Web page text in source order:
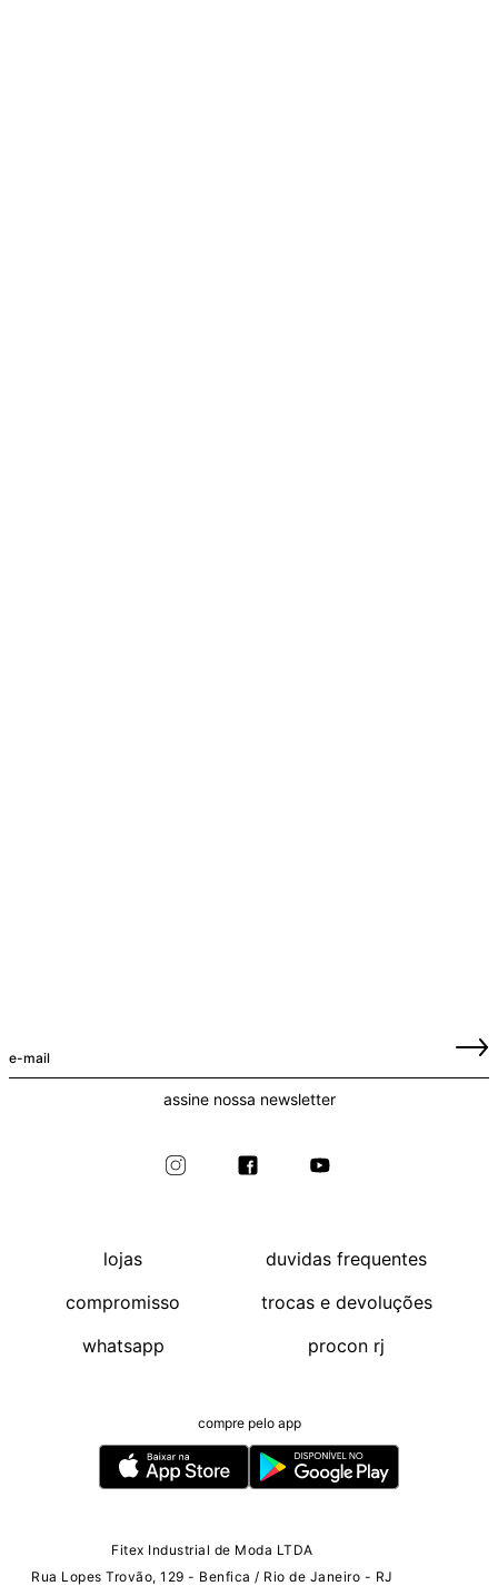
assine nossa newsletter
lojas
compromisso
whatsapp
duvidas frequentes
trocas e devoluções
procon rj
compre pelo app
Fitex Industrial de Moda LTDA
Rua Lopes Trovão, 129 - Benfica / Rio de Janeiro - RJ